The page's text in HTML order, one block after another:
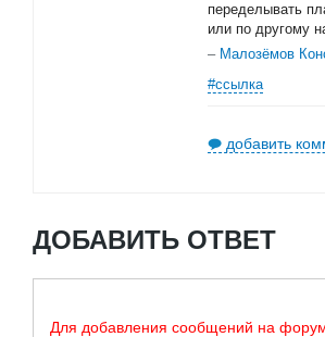
переделывать
или по другому
– Малозёмов
#ссылка
добавить
ДОБАВИТЬ ОТВЕТ
Для добавления сообщений на